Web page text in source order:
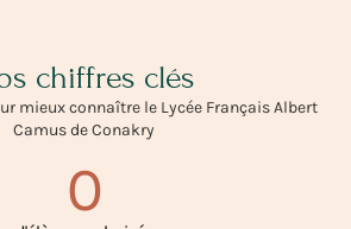
chiffres clés
mieux connaître le Lycée Français Albert
Camus de Conakry
0